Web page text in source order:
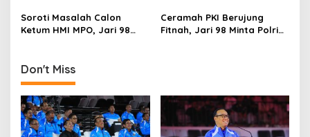
n
Biarlah!
Acungan Jempol
Soroti Masalah Calon
Ketum HMI MPO, Jari 98
Ceramah PKI Berujung
Fitnah, Jari 98 Minta Polri
Don't Miss